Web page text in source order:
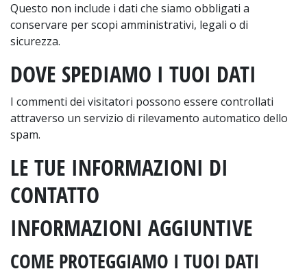
Questo non include i dati che siamo obbligati a
conservare per scopi amministrativi, legali o di
sicurezza.
DOVE SPEDIAMO I TUOI DATI
I commenti dei visitatori possono essere controllati
attraverso un servizio di rilevamento automatico dello
spam.
LE TUE INFORMAZIONI DI
CONTATTO
INFORMAZIONI AGGIUNTIVE
COME PROTEGGIAMO I TUOI DATI